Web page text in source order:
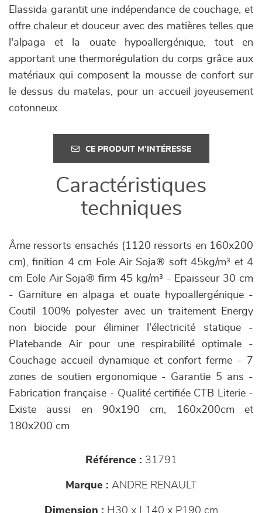
Elassida garantit une indépendance de couchage, et
offre chaleur et douceur avec des matières telles que
l'alpaga et la ouate hypoallergénique, tout en
apportant une thermorégulation du corps grâce aux
matériaux qui composent la mousse de confort sur
le dessus du matelas, pour un accueil joyeusement
cotonneux.
CE PRODUIT M'INTÉRESSE
Caractéristiques
techniques
Âme ressorts ensachés (1120 ressorts en 160x200
cm), finition 4 cm Eole Air Soja® soft 45kg/m³ et 4
cm Eole Air Soja® firm 45 kg/m³ - Epaisseur 30 cm
- Garniture en alpaga et ouate hypoallergénique -
Coutil 100% polyester avec un traitement Energy
non biocide pour éliminer l'électricité statique -
Platebande Air pour une respirabilité optimale -
Couchage accueil dynamique et confort ferme - 7
zones de soutien ergonomique - Garantie 5 ans -
Fabrication française - Qualité certifiée CTB Literie -
Existe aussi en 90x190 cm, 160x200cm et
180x200 cm
Référence : 31791
Marque : ANDRE RENAULT
Dimension : H30 x L140 x P190 cm